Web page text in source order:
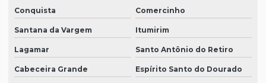
Conquista Comercinho
Santana da Vargem Itumirim
Lagamar Santo Antônio do Retiro
Cabeceira Grande Espírito Santo do Dourado